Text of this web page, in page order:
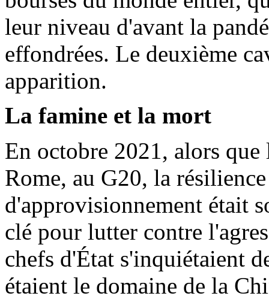
leur niveau d'avant la
effondrées. Le deuxième
apparition.
La famine et la mort
En octobre 2021, alors que
Rome, au G20, la
d'approvisionnement était
clé pour lutter contre
chefs d'État s'inquiétaient
étaient le domaine de la